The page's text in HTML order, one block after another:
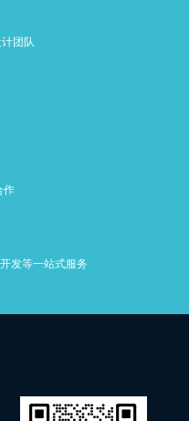
团队
作
发等一站式服务